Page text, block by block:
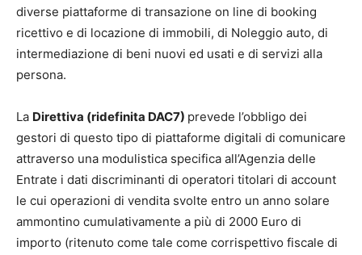
diverse piattaforme di transazione on line di booking
ricettivo e di locazione di immobili, di Noleggio auto, di
intermediazione di beni nuovi ed usati e di servizi alla
persona.
La Direttiva (ridefinita DAC7) prevede l’obbligo dei
gestori di questo tipo di piattaforme digitali di comunicare
attraverso una modulistica specifica all’Agenzia delle
Entrate i dati discriminanti di operatori titolari di account
le cui operazioni di vendita svolte entro un anno solare
ammontino cumulativamente a più di 2000 Euro di
importo (ritenuto come tale come corrispettivo fiscale di